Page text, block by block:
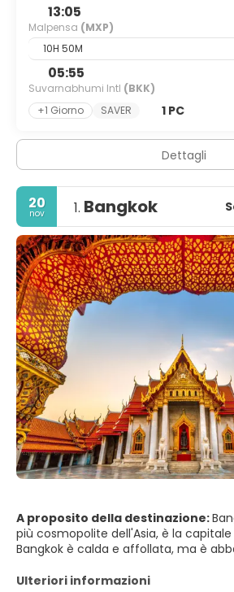
13:05
Malpensa (MXP)
10H 50M
05:55
Suvarnabhumi Intl (BKK)
+1 Giorno
SAVER 1 PC
Dettagli
20
nov 1. Bangkok
A proposito della destinazione:
più cosmopolite dell'Asia, è la
Bangkok è calda e affollata, ma è
negozi, molta cultura, templi
Ulteriori informazioni